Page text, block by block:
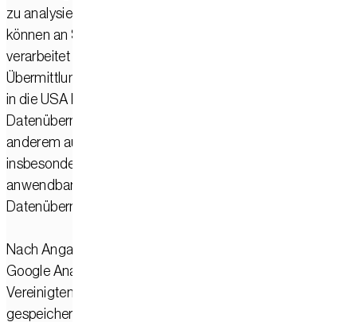
zu analysieren. Die hierdurch erzeugten Informationen
können an Server von Google übertragen und dort
verarbeitet werden. Dabei kann es auch zu einer
Übermittlung personenbezogener Daten an die Google LLC
in die USA kommen. Google stützt solche
Datenübermittlungen nach eigenen Angaben unter
anderem auf geeignete Garantien im Sinne der DSGVO,
insbesondere Standardvertragsklauseln, sowie – soweit
anwendbar – auf Angemessenheitsmechanismen für
Datenübermittlungen in die USA.
Nach Angaben von Google werden bei der Nutzung von
Google Analytics innerhalb der EU, der Schweiz und des
Vereinigten Königreichs keine IP-Adressen protokolliert
gespeichert. IP-Adressen werden von Google vor der